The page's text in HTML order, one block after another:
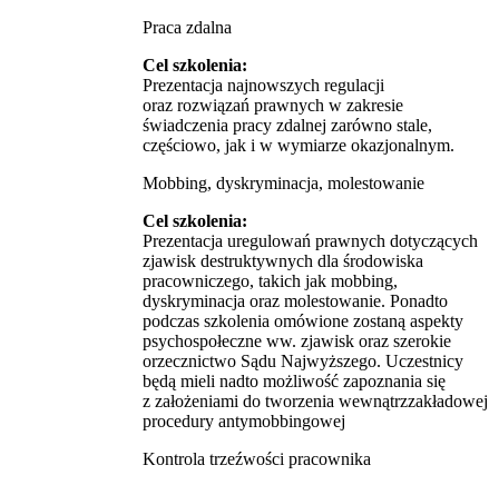
Praca zdalna
Cel szkolenia:
Prezentacja najnowszych regulacji
oraz rozwiązań prawnych w zakresie
świadczenia pracy zdalnej zarówno stale,
częściowo, jak i w wymiarze okazjonalnym.
Mobbing, dyskryminacja, molestowanie
Cel szkolenia:
Prezentacja uregulowań prawnych dotyczących
zjawisk destruktywnych dla środowiska
pracowniczego, takich jak mobbing,
dyskryminacja oraz molestowanie. Ponadto
podczas szkolenia omówione zostaną aspekty
psychospołeczne ww. zjawisk oraz szerokie
orzecznictwo Sądu Najwyższego. Uczestnicy
będą mieli nadto możliwość zapoznania się
z założeniami do tworzenia wewnątrzzakładowej
procedury antymobbingowej
Kontrola trzeźwości pracownika